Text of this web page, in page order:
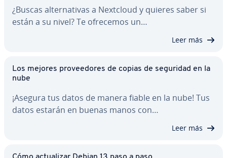
¿Buscas al­te­r­na­ti­vas a Nextcloud y quieres saber si
están a su nivel? Te ofrecemos un…
Leer más
Los mejores pro­vee­do­res de copias de seguridad en la
nube
¡Asegura tus datos de manera fiable en la nube! Tus
datos estarán en buenas manos con…
Leer más